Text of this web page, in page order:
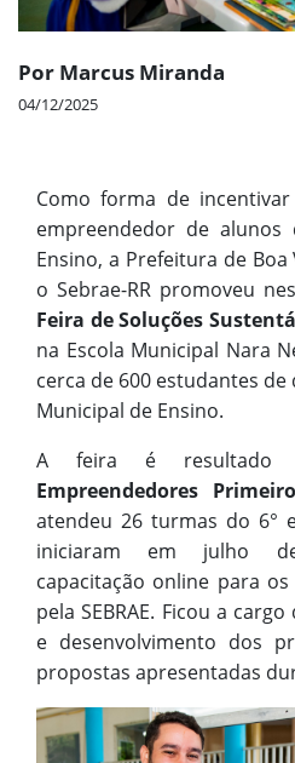
Por Marcus Miranda
04/12/2025
Como forma de
empreendedor de alunos
Ensino, a Prefeitura de
o Sebrae-RR promoveu
Feira de Soluções
na Escola Municipal Nara
cerca de 600 estudantes
Municipal de Ensino.
A feira é resultado
Empreendedores
atendeu 26 turmas do 6°
iniciaram em julho
capacitação online para
pela SEBRAE. Ficou a
e desenvolvimento dos
propostas apresentadas